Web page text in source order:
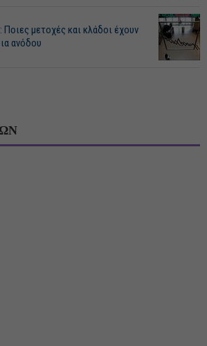
Ποιες μετοχές και κλάδοι έχουν
ανόδου